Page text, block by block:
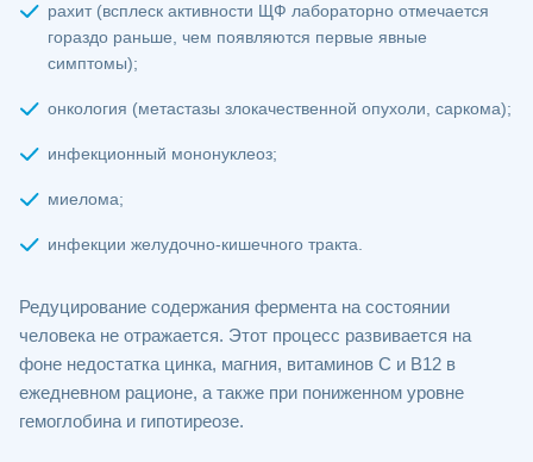
рахит (всплеск активности ЩФ лабораторно отмечается
гораздо раньше, чем появляются первые явные
симптомы);
онкология (метастазы злокачественной опухоли, саркома);
инфекционный мононуклеоз;
миелома;
инфекции желудочно-кишечного тракта.
Редуцирование содержания фермента на состоянии
человека не отражается. Этот процесс развивается на
фоне недостатка цинка, магния, витаминов C и B12 в
ежедневном рационе, а также при пониженном уровне
гемоглобина и гипотиреозе.